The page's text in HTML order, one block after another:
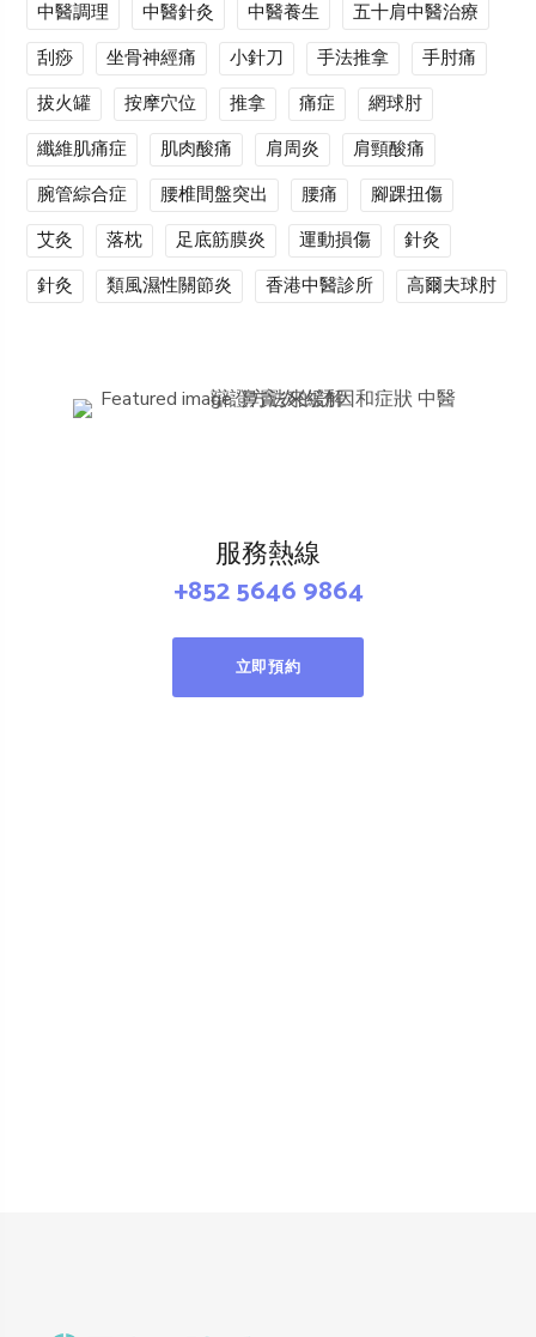
中醫調理 中醫針灸 中醫養生
五十肩中醫治療
刮痧
坐骨神經痛 小針刀 手法推拿
手肘痛
拔火罐
按摩穴位 推拿 痛症
網球肘
纖維肌痛症
肌肉酸痛 肩周炎
肩頸酸痛
腕管綜合症
腰椎間盤突出 腰痛
腳踝扭傷
艾灸
落枕 足底筋膜炎 運動損傷
針灸
針灸
類風濕性關節炎 香港中醫診所 高爾夫球肘
服務熱線
+852 5646 9864
立即預約